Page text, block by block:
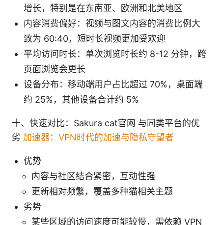
增长，特别是在东南亚、欧洲和北美地区
内容消费偏好：视频与图文内容的消费比例大
致为 60:40，短时长视频更加受欢迎
平均访问时长：单次浏览时长约 8-12 分钟，跨
页面浏览会更长
设备分布：移动端用户占比超过 70%，桌面端
约 25%，其他设备合计约 5%
十、快速对比：Sakura cat官网 与同类平台的优
劣 加速器：VPN时代的加速与隐私守望者
优势
内容与社区结合紧密，互动性强
更新相对频繁，覆盖多种猫相关主题
劣势
某些区域的访问速度可能较慢，需依赖 VPN